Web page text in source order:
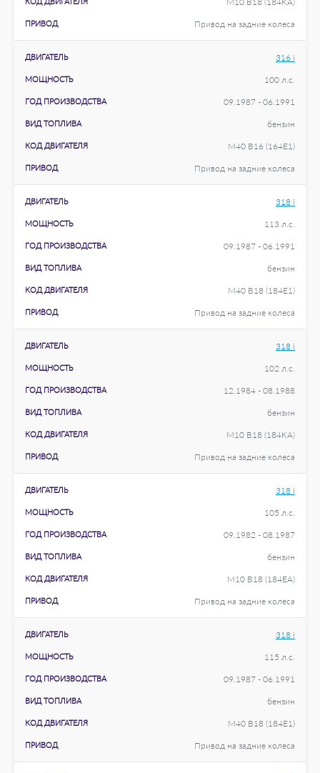
ПРИВОД Привод на задние колеса
ДВИГАТЕЛЬ 316 i
МОЩНОСТЬ 100 л.с.
ГОД ПРОИЗВОДСТВА 09.1987 - 06.1991
ВИД ТОПЛИВА бензин
КОД ДВИГАТЕЛЯ M40 B16 (164E1)
ПРИВОД Привод на задние колеса
ДВИГАТЕЛЬ 318 i
МОЩНОСТЬ 113 л.с.
ГОД ПРОИЗВОДСТВА 09.1987 - 06.1991
ВИД ТОПЛИВА бензин
КОД ДВИГАТЕЛЯ M40 B18 (184E1)
ПРИВОД Привод на задние колеса
ДВИГАТЕЛЬ 318 i
МОЩНОСТЬ 102 л.с.
ГОД ПРОИЗВОДСТВА 12.1984 - 08.1988
ВИД ТОПЛИВА бензин
КОД ДВИГАТЕЛЯ M10 B18 (184KA)
ПРИВОД Привод на задние колеса
ДВИГАТЕЛЬ 318 i
МОЩНОСТЬ 105 л.с.
ГОД ПРОИЗВОДСТВА 09.1982 - 08.1987
ВИД ТОПЛИВА бензин
КОД ДВИГАТЕЛЯ M10 B18 (184EA)
ПРИВОД Привод на задние колеса
ДВИГАТЕЛЬ 318 i
МОЩНОСТЬ 115 л.с.
ГОД ПРОИЗВОДСТВА 09.1987 - 06.1991
ВИД ТОПЛИВА бензин
КОД ДВИГАТЕЛЯ M40 B18 (184E1)
ПРИВОД Привод на задние колеса